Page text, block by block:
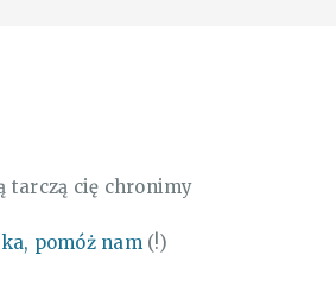
tarczą cię chronimy
pomóż nam (!)